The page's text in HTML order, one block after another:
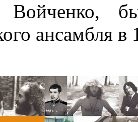
Войченко,
ансамбля в